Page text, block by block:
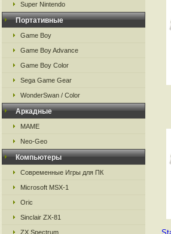
Super Nintendo
Портативные
Game Boy
Game Boy Advance
Game Boy Color
Sega Game Gear
WonderSwan / Color
Аркадные
MAME
Neo-Geo
Компьютеры
Современные Игры для ПК
Microsoft MSX-1
Oric
Sinclair ZX-81
ZX Spectrum